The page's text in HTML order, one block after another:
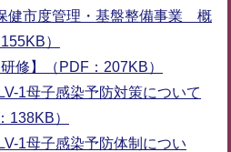
健市度管理・基盤整備事業 概
）
修】（PDF：207KB）
1母子感染予防対策について
138KB）
1母子感染予防体制につい